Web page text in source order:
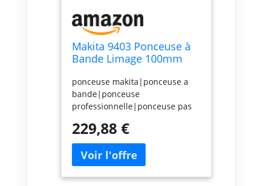
Makita 9403 Ponceuse à
Bande Limage 100mm
ponceuse makita|ponceuse a
bande|ponceuse
professionnelle|ponceuse pas
electrique|ponceuse
filaire|achat ponceuse à
bande|ponceuse 1010
W|ponceuse a bande
robuste|9403
229,88 €